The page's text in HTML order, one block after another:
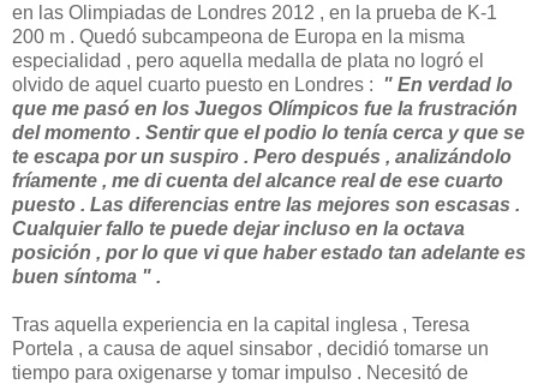
en las Olimpiadas de Londres 2012 , en la prueba de K-1
200 m . Quedó subcampeona de Europa en la misma
especialidad , pero aquella medalla de plata no logró el
olvido de aquel cuarto puesto en Londres : " En verdad lo
que me pasó en los Juegos Olímpicos fue la frustración
del momento . Sentir que el podio lo tenía cerca y que se
te escapa por un suspiro . Pero después , analizándolo
fríamente , me di cuenta del alcance real de ese cuarto
puesto . Las diferencias entre las mejores son escasas .
Cualquier fallo te puede dejar incluso en la octava
posición , por lo que vi que haber estado tan adelante es
buen síntoma " .
Tras aquella experiencia en la capital inglesa , Teresa
Portela , a causa de aquel sinsabor , decidió tomarse un
tiempo para oxigenarse y tomar impulso . Necesitó de